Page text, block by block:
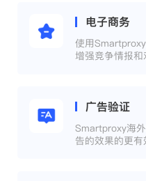
电子商务
使用
增强竞争情报和
广告验证
Smartproxy海
告的效果的更有